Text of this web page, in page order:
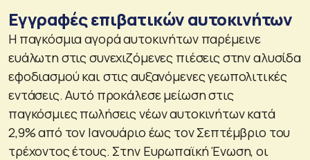
Εγγραφές επιβατικών αυτοκινήτων
Η παγκόσμια αγορά αυτοκινήτων παρέμεινε
ευάλωτη στις συνεχιζόμενες πιέσεις στην αλυσίδα
εφοδιασμού και στις αυξανόμενες γεωπολιτικές
εντάσεις. Αυτό προκάλεσε μείωση στις
παγκόσμιες πωλήσεις νέων αυτοκινήτων κατά
2,9% από τον Ιανουάριο έως τον Σεπτέμβριο του
τρέχοντος έτους. Στην Ευρωπαϊκή Ένωση, οι